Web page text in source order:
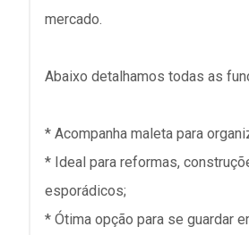
mercado.
Abaixo detalhamos todas as
* Acompanha maleta para
* Ideal para reformas,
esporádicos;
* Ótima opção para se guardar